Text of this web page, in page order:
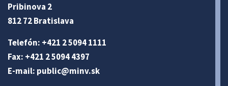
Pribinova 2
812 72 Bratislava
Telefón: +421 2 5094 1111
Fax: +421 2 5094 4397
E-mail: public@minv.sk